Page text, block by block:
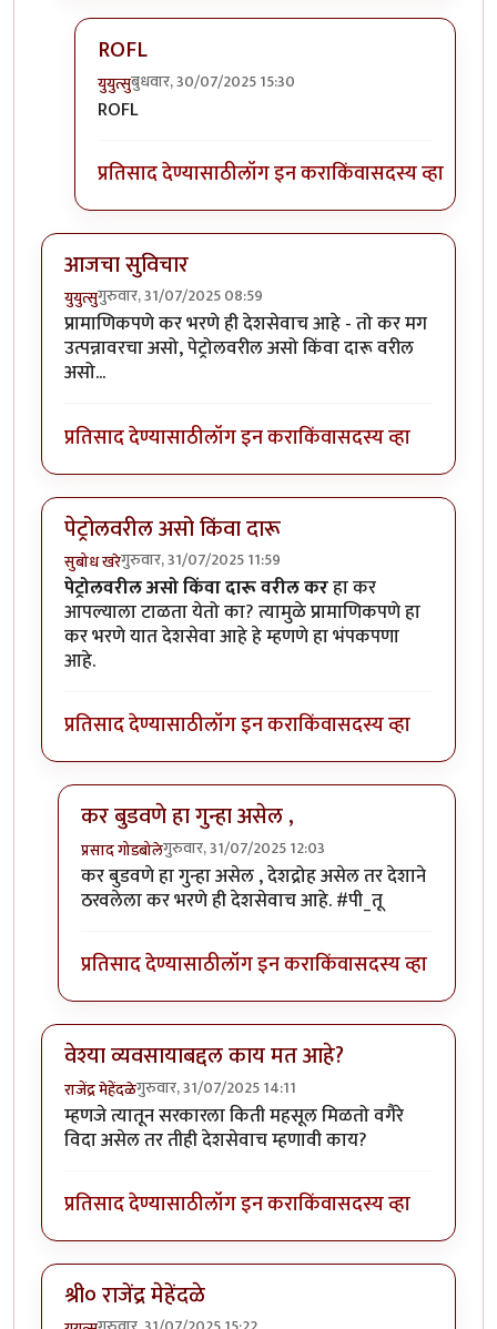
ROFL
युयुत्सुबुधवार, 30/07/2025 15:30
In reply to
ROFL
प्रतिसाद देण्यासाठीलॉग इन कराकिंवासदस्य व्हा
आजचा सुविचार
युयुत्सुगुरुवार, 31/07/2025 08:59
प्रामाणिकपणे कर भरणे ही देशसेवाच आहे - तो कर मग
उत्पन्नावरचा असो, पेट्रोलवरील असो किंवा दारू वरील
असो...
प्रतिसाद देण्यासाठीलॉग इन कराकिंवासदस्य व्हा
पेट्रोलवरील असो किंवा दारू
सुबोध खरेगुरुवार, 31/07/2025 11:59
पेट्रोलवरील असो किंवा दारू वरील करहा कर
आपल्याला टाळता येतो का? त्यामुळे प्रामाणिकपणे हा
कर भरणे यात देशसेवा आहे हे म्हणणे हा भंपकपणा
आहे.
प्रतिसाद देण्यासाठीलॉग इन कराकिंवासदस्य व्हा
कर बुडवणे हा गुन्हा असेल ,
प्रसाद गोडबोलेगुरुवार, 31/07/2025 12:03
In reply toपेट्रोलवरील असो किंवा दारूbyसुबोध खरे
कर बुडवणे हा गुन्हा असेल , देशद्रोह असेल तर देशाने
ठरवलेला कर भरणे ही देशसेवाच आहे. #पी_तू
प्रतिसाद देण्यासाठीलॉग इन कराकिंवासदस्य व्हा
वेश्या व्यवसायाबद्दल काय मत आहे?
राजेंद्र मेहेंदळेगुरुवार, 31/07/2025 14:11
म्हणजे त्यातून सरकारला किती महसूल मिळतो वगैरे
विदा असेल तर तीही देशसेवाच म्हणावी काय?
प्रतिसाद देण्यासाठीलॉग इन कराकिंवासदस्य व्हा
श्री० राजेंद्र मेहेंदळे